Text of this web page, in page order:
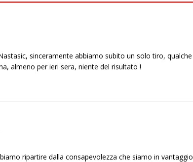
sinceramente abbiamo subito un solo tiro, qualche
almeno per ieri sera, niente del risultato !
ripartire dalla consapevolezza che siamo in vantaggio